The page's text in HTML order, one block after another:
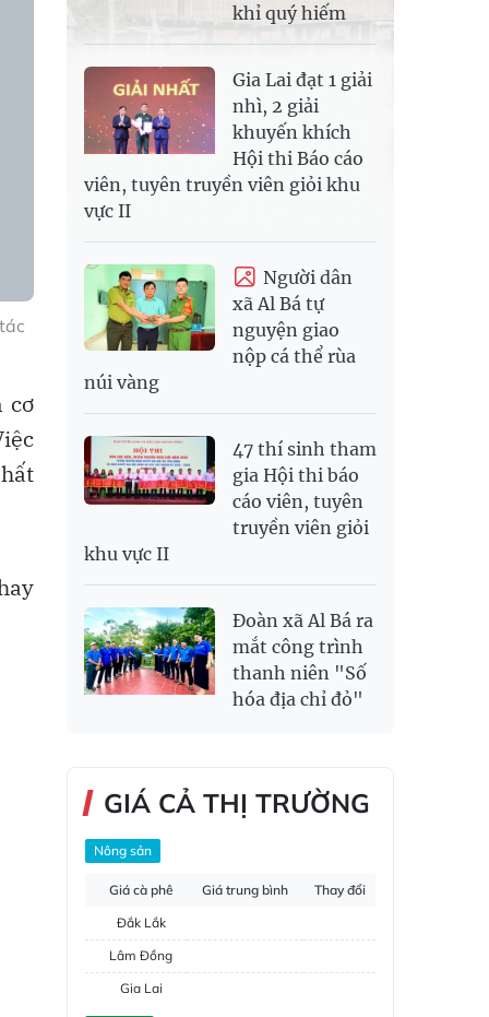
cơ
khỉ quý hiếm
Gia Lai đạt 1 giải
nhì, 2 giải
khuyến khích
Hội thi Báo cáo
viên, tuyên truyền viên giỏi khu
vực II
Người dân
xã Al Bá tự
nguyện giao
nộp cá thể rùa
núi vàng
47 thí sinh tham
gia Hội thi báo
cáo viên, tuyên
truyền viên giỏi
khu vực II
Đoàn xã Al Bá ra
mắt công trình
thanh niên "Số
hóa địa chỉ đỏ"
GIÁ CẢ THỊ TRƯỜNG
Nông sản
Giá cà phê Giá trung bình
Thay đổi
Đắk Lắk
Lâm Đồng
Gia Lai